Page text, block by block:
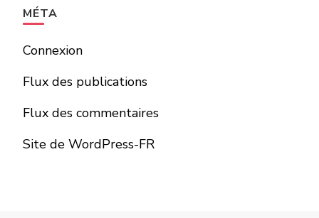
MÉTA
Connexion
Flux des publications
Flux des commentaires
Site de WordPress-FR